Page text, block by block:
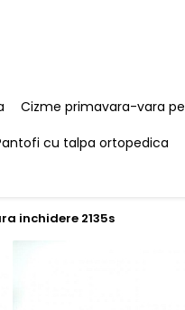
Cizme primavara-vara
cu talpa ortopedica
inchidere 2135s